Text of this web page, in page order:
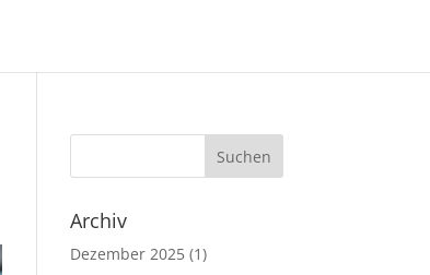
Archiv
Dezember 2025 (1)